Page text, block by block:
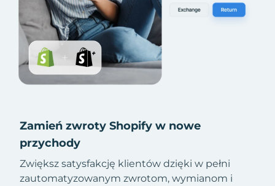
Zamień zwroty Shopify w nowe
przychody
Zwiększ satysfakcję klientów dzięki w pełni
zautomatyzowanym zwrotom, wymianom i